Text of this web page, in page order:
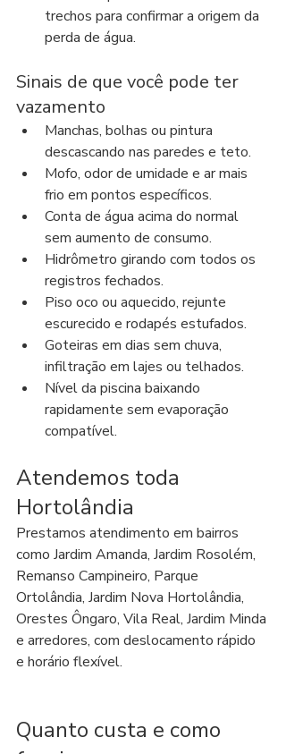
trechos para confirmar a origem da
perda de água.
Sinais de que você pode ter
vazamento
Manchas, bolhas ou pintura
descascando nas paredes e teto.
Mofo, odor de umidade e ar mais
frio em pontos específicos.
Conta de água acima do normal
sem aumento de consumo.
Hidrômetro girando com todos os
registros fechados.
Piso oco ou aquecido, rejunte
escurecido e rodapés estufados.
Goteiras em dias sem chuva,
infiltração em lajes ou telhados.
Nível da piscina baixando
rapidamente sem evaporação
compatível.
Atendemos toda
Hortolândia
Prestamos atendimento em bairros
como Jardim Amanda, Jardim Rosolém,
Remanso Campineiro, Parque
Ortolândia, Jardim Nova Hortolândia,
Orestes Ôngaro, Vila Real, Jardim Minda
e arredores, com deslocamento rápido
e horário flexível.
Quanto custa e como